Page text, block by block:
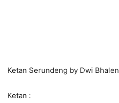
Ketan Serundeng by Dwi Bhalen
Ketan :